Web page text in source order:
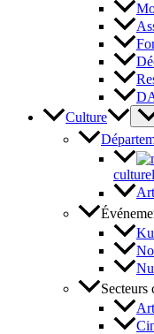
Culture
Secteurs